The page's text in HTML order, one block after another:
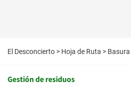
El Desconcierto > Hoja de Ruta > Basura
Gestión de residuos